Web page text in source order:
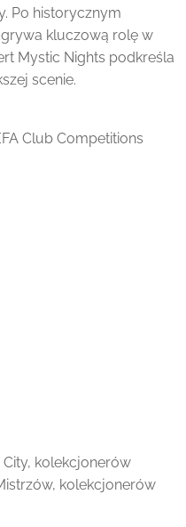
Po historycznym
kluczową rolę w
Mystic Nights podkreśla
scenie.
Club Competitions
City, kolekcjonerów
kolekcjonerów